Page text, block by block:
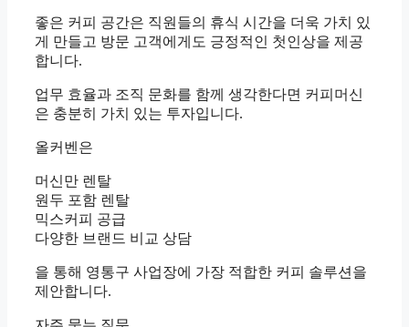
좋은 커피 공간은 직원들의 휴식 시간을 더욱 가치 있
게 만들고 방문 고객에게도 긍정적인 첫인상을 제공
합니다.
업무 효율과 조직 문화를 함께 생각한다면 커피머신
은 충분히 가치 있는 투자입니다.
올커벤은
머신만 렌탈
원두 포함 렌탈
믹스커피 공급
다양한 브랜드 비교 상담
을 통해 영통구 사업장에 가장 적합한 커피 솔루션을
제안합니다.